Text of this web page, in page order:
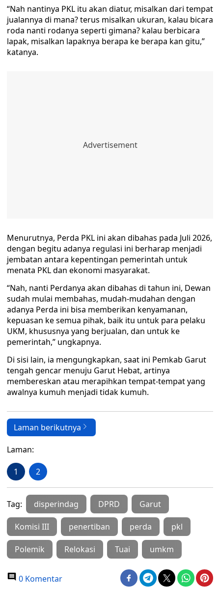
“Nah nantinya PKL itu akan diatur, misalkan dari tempat
jualannya di mana? terus misalkan ukuran, kalau bicara
roda nanti rodanya seperti gimana? kalau berbicara
lapak, misalkan lapaknya berapa ke berapa kan gitu,”
katanya.
Menurutnya, Perda PKL ini akan dibahas pada Juli 2026,
dengan begitu adanya regulasi ini berharap menjadi
jembatan antara kepentingan pemerintah untuk
menata PKL dan ekonomi masyarakat.
“Nah, nanti Perdanya akan dibahas di tahun ini, Dewan
sudah mulai membahas, mudah-mudahan dengan
adanya Perda ini bisa memberikan kenyamanan,
kepuasan ke semua pihak, baik itu untuk para pelaku
UKM, khususnya yang berjualan, dan untuk ke
pemerintah,” ungkapnya.
Di sisi lain, ia mengungkapkan, saat ini Pemkab Garut
tengah gencar menuju Garut Hebat, artinya
membereskan atau merapihkan tempat-tempat yang
awalnya kumuh menjadi tidak kumuh.
Laman berikutnya
Laman:
1 2
Tag: disperindag DPRD Garut
Komisi III penertiban perda pkl
Polemik Relokasi Tuai umkm
0 Komentar